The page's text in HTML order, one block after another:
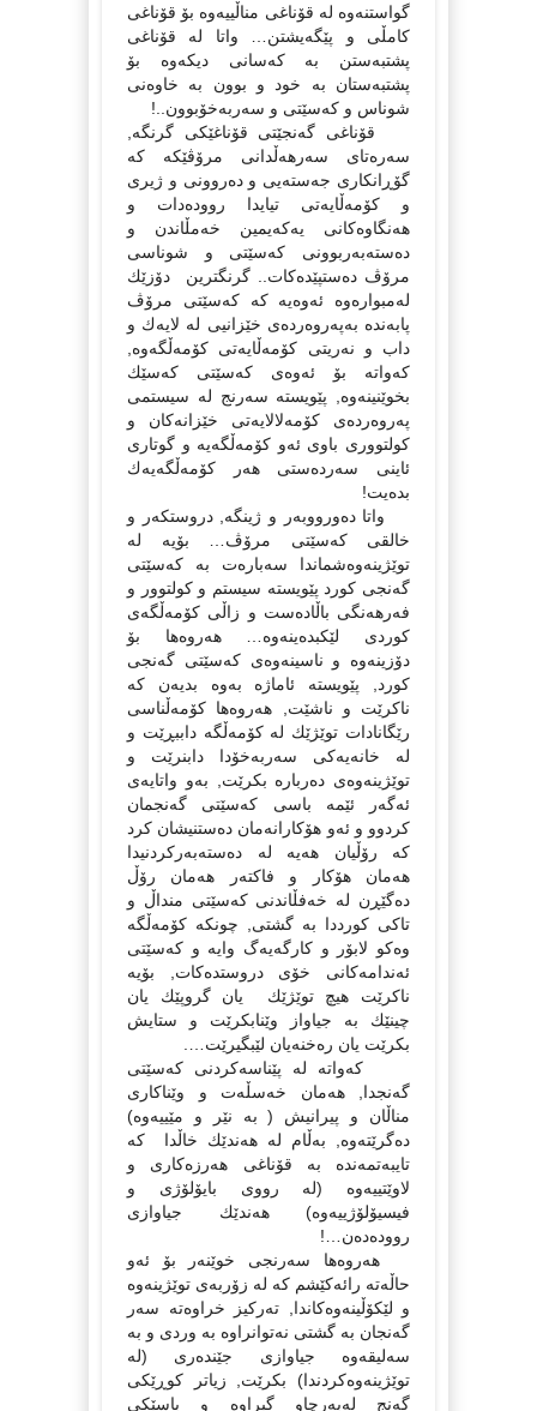
گواستنەوە لە قۆناغى مناڵییەوە بۆ قۆناغى
كامڵى و پێگەیشتن… واتا لە قۆناغى
پشتبەستن بە كەسانى دیكەوە بۆ
پشتبەستان بە خود و بوون بە خاوەنى
شوناس و كەسێتى و سەربەخۆبوون..!
قۆناغى گەنجێتى قۆناغێكى گرنگە,
سەرەتاى سەرهەڵدانى مرۆڤێكە كە
گۆڕانكاری جەستەیى و دەروونى و ژیرى
و كۆمەڵایەتى تیایدا روودەدات و
هەنگاوەكانى یەكەیمین خەمڵاندن و
دەستەبەربوونى كەسێتى و شوناسى
مرۆڤ دەستپێدەكات.. گرنگترین دۆزێك
لەمبوارەوە ئەوەیە كە كەسێتى مرۆڤ
پابەندە بەپەروەردەى خێزانیى لە لایەك و
داب و نەریتى كۆمەڵایەتى كۆمەڵگەوە,
كەواتە بۆ ئەوەى كەسێتى كەسێك
بخوێنینەوە, پێویستە سەرنج لە سیستمى
پەروەردەى كۆمەلالایەتى خێزانەكان و
كولتوورى باوى ئەو كۆمەڵگەیە و گوتارى
ئاینى سەردەستى هەر كۆمەڵگەیەك
بدەیت!
واتا دەورووبەر و ژینگە, دروستكەر و
خالقى كەسێتى مرۆڤ… بۆیە لە
توێژینەوەشماندا سەبارەت بە كەسێتى
گەنجى كورد پێویستە سیستم و كولتوور و
فەرهەنگى باڵادەست و زاڵى كۆمەڵگەى
كوردى لێكبدەینەوە… هەروەها بۆ
دۆزینەوە و ناسینەوەى كەسێتى گەنجى
كورد, پێویستە ئاماژە بەوە بدیەن كە
ناكرێت و ناشێت, هەروەها كۆمەڵناسى
رێگانادات توێژێك لە كۆمەڵگە داببڕێت و
لە خانەیەكى سەربەخۆدا دابنرێت و
توێژینەوەى دەربارە بكرێت, بەو واتایەى
ئەگەر ئێمە باسى كەسێتى گەنجمان
كردوو و ئەو هۆكارانەمان دەستنیشان كرد
كە رۆڵیان هەیە لە دەستەبەركردنیدا
هەمان هۆكار و فاكتەر هەمان رۆڵ
دەگێڕن لە خەفڵاندنى كەسێتى منداڵ و
تاكى كورددا بە گشتى, چونكە كۆمەڵگە
وەكو لابۆر و كارگەیەگ وایە و كەسێتى
ئەندامەكانى خۆى دروستدەكات, بۆیە
ناكرێت هیچ توێژێك یان گروپێك یان
چینێك بە جیاواز وێنابكرێت و ستایش
بكرێت یان رەخنەیان لێبگیرێت….
كەواتە لە پێناسەكردنى كەسێتى
گەنجدا, هەمان خەسڵەت و وێناكارى
مناڵان و پیرانیش ( بە نێر و مێییەوە)
دەگرێتەوە, بەڵام لە هەندێك خاڵدا كە
تایبەتمەندە بە قۆناغى هەرزەكارى و
لاوێتییەوە (لە رووى بایۆلۆژى و
فیسیۆلۆژییەوە) هەندێك جیاوازى
روودەدەن…!
هەروەها سەرنجى خوێنەر بۆ ئەو
حاڵەتە رائەكێشم كە لە زۆربەى توێژینەوە
و لێكۆڵینەوەكاندا, تەركیز خراوەتە سەر
گەنجان بە گشتى نەتوانراوە بە وردى و بە
سەلیقەوە جیاوازى جێندەرى (لە
توێژینەوەكردندا) بكرێت, زیاتر كوڕێكى
گەنج لەبەرچاو گیراوە و باسێكى